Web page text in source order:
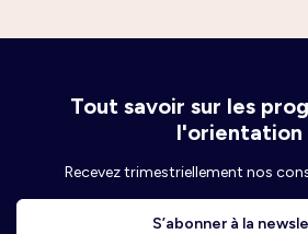
Tout savoir sur les
l'orientation
Recevez trimestriellement nos
S’abonner à la